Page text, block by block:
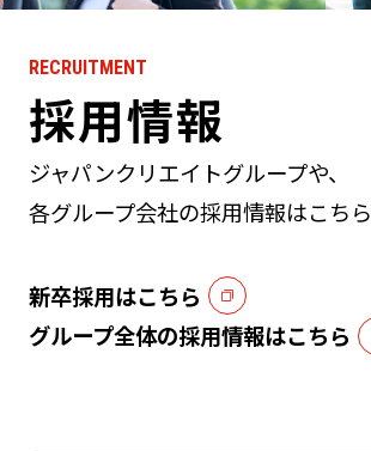
RECRUITMENT
採用情報
ジャパンクリエイトグループや、
各グループ会社の採用情報はこちら
新卒採用はこちら
グループ全体の採用情報はこちら